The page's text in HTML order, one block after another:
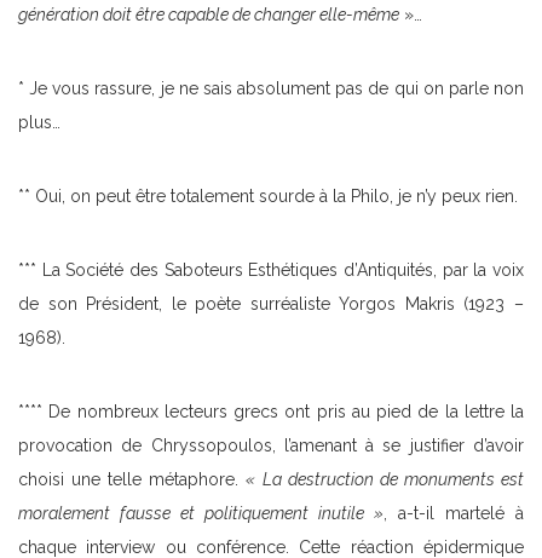
génération doit être capable de changer elle-même »…
* Je vous rassure, je ne sais absolument pas de qui on parle non
plus…
** Oui, on peut être totalement sourde à la Philo, je n’y peux rien.
*** La Société des Saboteurs Esthétiques d’Antiquités, par la voix
de son Président, le poète surréaliste Yorgos Makris (1923 –
1968).
**** De nombreux lecteurs grecs ont pris au pied de la lettre la
provocation de Chryssopoulos, l’amenant à se justifier d’avoir
choisi une telle métaphore.« La destruction de monuments est
moralement fausse et politiquement inutile » , a-t-il martelé à
chaque interview ou conférence. Cette réaction épidermique